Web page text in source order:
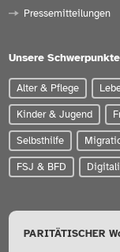
Pressemitteilungen
Unsere
Alter & Pflege
Kinder & Jugend
Selbsthilfe
FSJ & BFD
PARITÄTISCHER